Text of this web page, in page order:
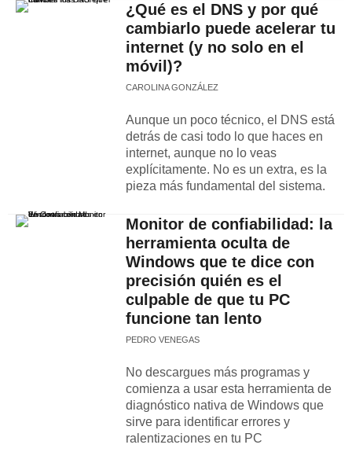
¿Qué es el DNS y por qué
cambiarlo puede acelerar tu
internet (y no solo en el
móvil)?
CAROLINA GONZÁLEZ
Aunque un poco técnico, el DNS está
detrás de casi todo lo que haces en
internet, aunque no lo veas
explícitamente. No es un extra, es la
pieza más fundamental del sistema.
Monitor de confiabilidad: la
herramienta oculta de
Windows que te dice con
precisión quién es el
culpable de que tu PC
funcione tan lento
PEDRO VENEGAS
No descargues más programas y
comienza a usar esta herramienta de
diagnóstico nativa de Windows que
sirve para identificar errores y
ralentizaciones en tu PC